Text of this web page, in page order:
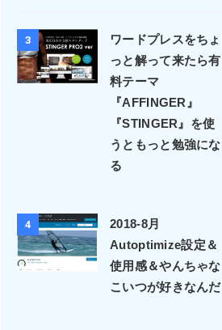
3
ワードプレスをちょ
っと解って来たら有
料テーマ
『AFFINGER』
『STINGER』を使
うともっと勉強にな
る
4
2018-8月
Autoptimize設定＆
使用感＆やんちゃな
こいつが好きなんだ